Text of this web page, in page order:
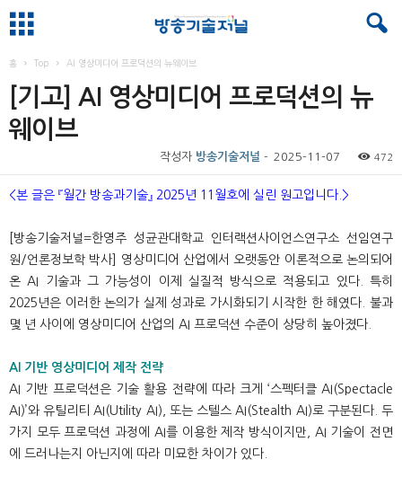
홈 Top AI 영상미디어 프로덕션의 뉴웨이브
[기고] AI 영상미디어 프로덕션의 뉴
웨이브
작성자 방송기술저널 - 2025-11-07 472
<본 글은 『월간 방송과기술』 2025년 11월호에 실린 원고입니다.>
[방송기술저널=한영주 성균관대학교 인터랙션사이언스연구소 선임연구
원/언론정보학 박사] 영상미디어 산업에서 오랫동안 이론적으로 논의되어
온 AI 기술과 그 가능성이 이제 실질적 방식으로 적용되고 있다. 특히
2025년은 이러한 논의가 실제 성과로 가시화되기 시작한 한 해였다. 불과
몇 년 사이에 영상미디어 산업의 AI 프로덕션 수준이 상당히 높아졌다.
AI 기반 영상미디어 제작 전략
AI 기반 프로덕션은 기술 활용 전략에 따라 크게 ‘스펙터클 AI(Spectacle
AI)’와 유틸리티 AI(Utility AI), 또는 스텔스 AI(Stealth AI)로 구분된다. 두
가지 모두 프로덕션 과정에 AI를 이용한 제작 방식이지만, AI 기술이 전면
에 드러나는지 아닌지에 따라 미묘한 차이가 있다.